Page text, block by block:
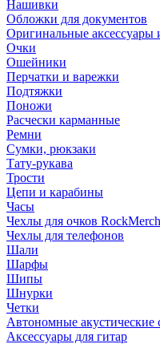
Нашивки
Обложки для документов
Оригинальные аксессуары
Очки
Ошейники
Перчатки и варежки
Подтяжки
Поножи
Расчески карманные
Ремни
Сумки, рюкзаки
Тату-рукава
Трости
Цепи и карабины
Часы
Чехлы для очков RockMerch
Чехлы для телефонов
Шали
Шарфы
Шипы
Шнурки
Четки
Автономные акустические
Аксессуары для гитар